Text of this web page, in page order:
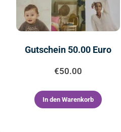
Gutschein 50.00 Euro
€50.00
In den Warenkorb